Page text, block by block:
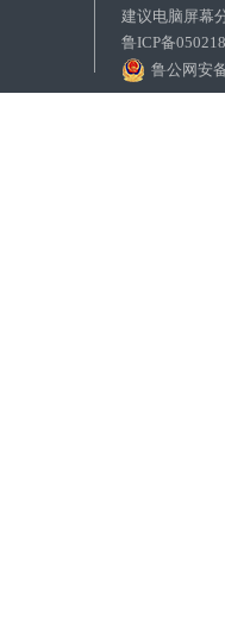
建议电脑屏幕
鲁ICP备
鲁公网安